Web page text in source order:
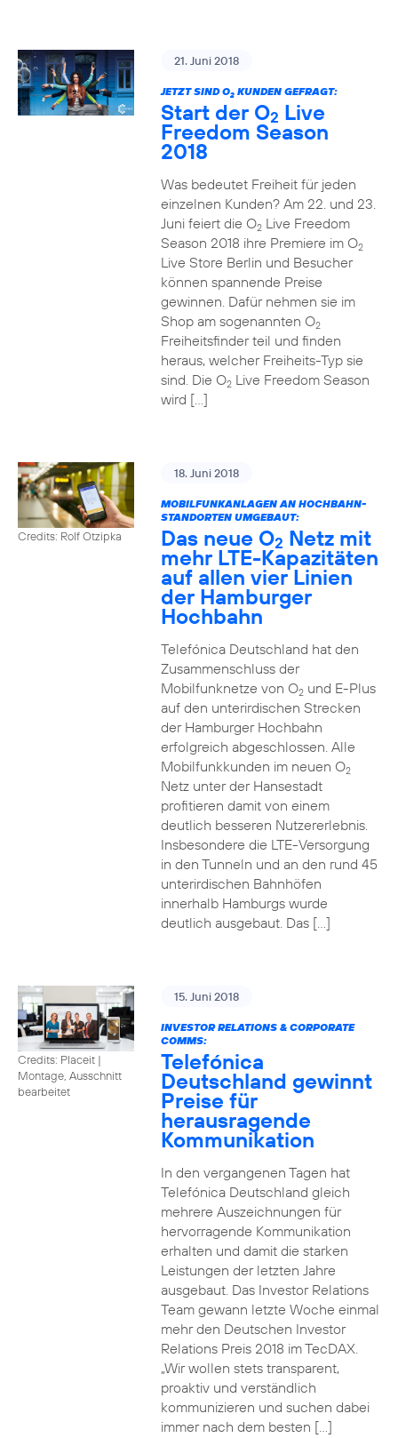
21. Juni 2018
JETZT SIND O2KUNDEN GEFRAGT:
Start der O2 Live
Freedom Season
2018
Was bedeutet Freiheit für jeden
einzelnen Kunden? Am 22. und 23.
Juni feiert die O2Live Freedom
Season 2018 ihre Premiere im O2
Live Store Berlin und Besucher
können spannende Preise
gewinnen. Dafür nehmen sie im
Shop am sogenannten O2
Freiheitsfinder teil und finden
heraus, welcher Freiheits-Typ sie
sind. Die O2Live Freedom Season
wird […]
Credits: Rolf Otzipka
18. Juni 2018
MOBILFUNKANLAGEN AN HOCHBAHN-
STANDORTEN UMGEBAUT:
Das neue O2 Netz mit
mehr LTE-Kapazitäten
auf allen vier Linien
der Hamburger
Hochbahn
Telefónica Deutschland hat den
Zusammenschluss der
Mobilfunknetze von O2und E-Plus
auf den unterirdischen Strecken
der Hamburger Hochbahn
erfolgreich abgeschlossen. Alle
Mobilfunkkunden im neuen O2
Netz unter der Hansestadt
profitieren damit von einem
deutlich besseren Nutzererlebnis.
Insbesondere die LTE-Versorgung
in den Tunneln und an den rund 45
unterirdischen Bahnhöfen
innerhalb Hamburgs wurde
deutlich ausgebaut. Das […]
Credits: Placeit |
Montage, Ausschnitt
bearbeitet
15. Juni 2018
INVESTOR RELATIONS & CORPORATE
COMMS:
Telefónica
Deutschland gewinnt
Preise für
herausragende
Kommunikation
In den vergangenen Tagen hat
Telefónica Deutschland gleich
mehrere Auszeichnungen für
hervorragende Kommunikation
erhalten und damit die starken
Leistungen der letzten Jahre
ausgebaut. Das Investor Relations
Team gewann letzte Woche einmal
mehr den Deutschen Investor
Relations Preis 2018 im TecDAX.
„Wir wollen stets transparent,
proaktiv und verständlich
kommunizieren und suchen dabei
immer nach dem besten […]